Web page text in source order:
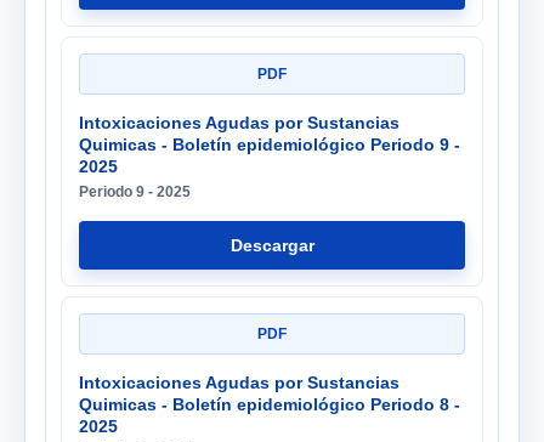
PDF
Intoxicaciones Agudas por Sustancias
Quimicas - Boletín epidemiológico Periodo 9 -
2025
Periodo 9 - 2025
Descargar
PDF
Intoxicaciones Agudas por Sustancias
Quimicas - Boletín epidemiológico Periodo 8 -
2025